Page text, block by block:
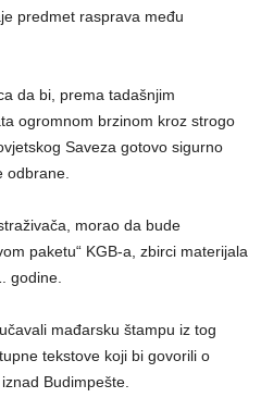
predmet rasprava među
da bi, prema tadašnjim
ogromnom brzinom kroz strogo
Saveza gotovo sigurno
odbrane.
morao da bude
paketu“ KGB-a, zbirci materijala
godine.
mađarsku štampu iz tog
tekstove koji bi govorili o
Budimpešte.